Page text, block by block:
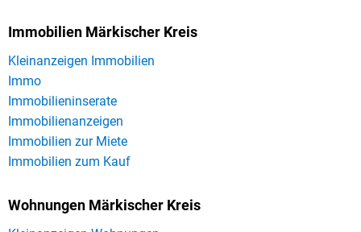
Immobilien Märkischer Kreis
Kleinanzeigen Immobilien
Immo
Immobilieninserate
Immobilienanzeigen
Immobilien zur Miete
Immobilien zum Kauf
Wohnungen Märkischer Kreis